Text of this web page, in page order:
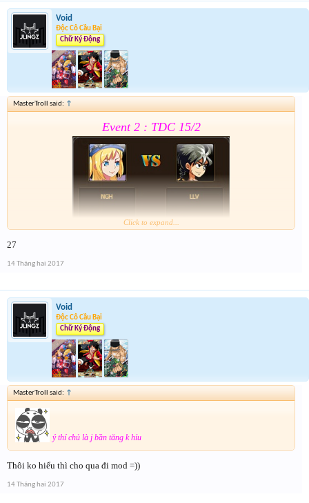
Void
Độc Cô Cầu Bại
Chữ Ký Động
MasterTroll said: ↑
Event 2 : TDC 15/2
Chung kết r ráng quẫy đi ae phần thưởng xôm hơn
Click to expand...
27
14 Tháng hai 2017
Void
Độc Cô Cầu Bại
Chữ Ký Động
MasterTroll said: ↑
ý thí chủ là j bần tăng k hỉu
Thôi ko hiểu thì cho qua đi mod =))
14 Tháng hai 2017